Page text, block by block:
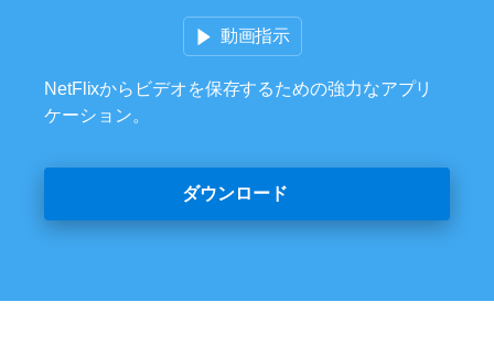
動画指示
NetFlixからビデオを保存するための強力なアプリ
ケーション。
ダウンロード